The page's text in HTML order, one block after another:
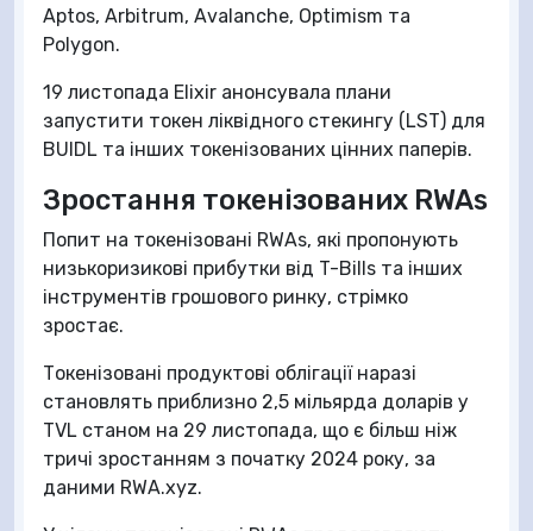
Aptos, Arbitrum, Avalanche, Optimism та
Polygon.
19 листопада Elixir анонсувала плани
запустити токен ліквідного стекингу (LST) для
BUIDL та інших токенізованих цінних паперів.
Зростання токенізованих RWAs
Попит на токенізовані RWAs, які пропонують
низькоризикові прибутки від T-Bills та інших
інструментів грошового ринку, стрімко
зростає.
Токенізовані продуктові облігації наразі
становлять приблизно 2,5 мільярда доларів у
TVL станом на 29 листопада, що є більш ніж
тричі зростанням з початку 2024 року, за
даними RWA.xyz.